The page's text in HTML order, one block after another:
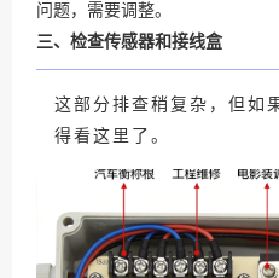
问题，需要调整。
三、检查传感器和接线盒
这部分排查稍复杂，但如
得看这里了。